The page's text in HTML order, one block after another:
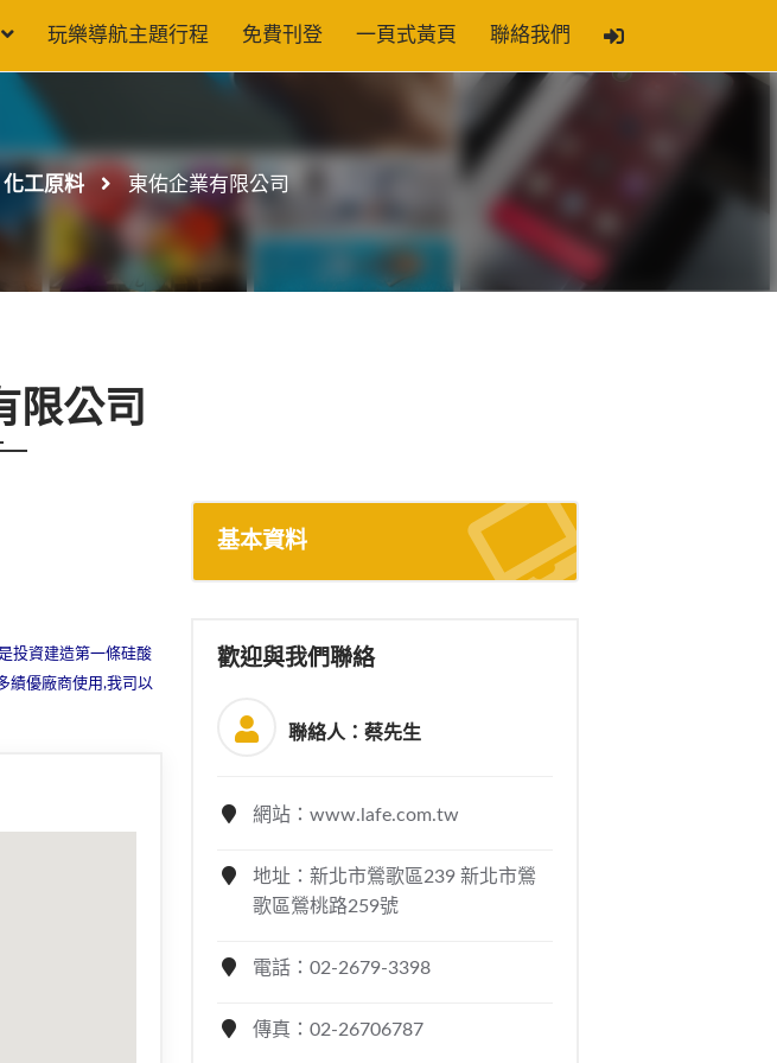
玩樂導航主題行程 免費刊登 一頁式黃頁 聯絡我們
化工原料 東佑企業有限公司
限公司
投資建造第一條硅酸
績優廠商使用,我司以
基本資料
歡迎與我們聯絡
聯絡人：蔡先生
網站：www.lafe.com.tw
地址：新北市鶯歌區239 新北市鶯
歌區鶯桃路259號
電話：02-2679-3398
傳真：02-26706787